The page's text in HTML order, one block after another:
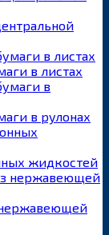
в листах
в рулонах
жидкостей